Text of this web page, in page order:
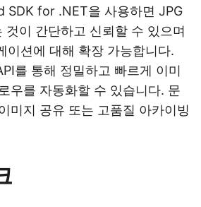
SDK for .NET을 사용하면 JPG
것이 간단하고 신뢰할 수 있으며
이션에 대해 확장 가능합니다.
를 통해 정밀하고 빠르게 이미
우를 자동화할 수 있습니다. 문
미지 공유 또는 고품질 아카이빙